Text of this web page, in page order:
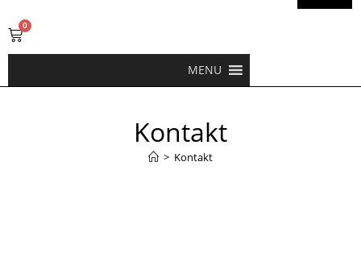
0
MENU
Kontakt
> Kontakt